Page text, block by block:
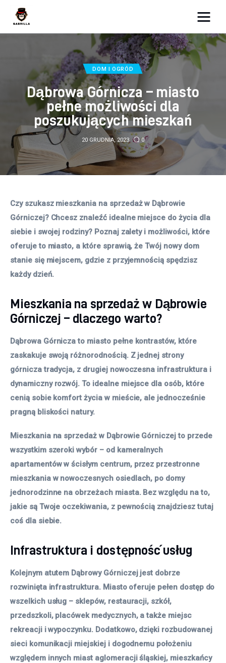
Lifestyle
Kunchnia i kulinaria
Zdrowie
Uroda
Więcej
DOM I OGRÓD
Dąbrowa Górnicza – miasto
pełne możliwości dla
poszukujących mieszkań
20 GRUDNIA, 2023 0
Czy szukasz mieszkania na sprzedaż w Dąbrowie
Górniczej? Chcesz znaleźć idealne miejsce do życia dla
siebie i swojej rodziny? Poznaj zalety i możliwości, które
oferuje to miasto, a które sprawią, że Twój nowy dom
stanie się miejscem, gdzie z przyjemnością spędzisz
każdy dzień.
Mieszkania na sprzedaż w Dąbrowie
Górniczej – dlaczego warto?
Dąbrowa Górnicza to miasto pełne kontrastów, które
zaskakuje swoją różnorodnością. Z jednej strony
górnicza tradycja, z drugiej nowoczesna infrastruktura i
dynamiczny rozwój. To idealne miejsce dla osób, które
cenią sobie komfort życia w mieście, ale jednocześnie
pragną bliskości natury.
Mieszkania na sprzedaż w Dąbrowie Górniczej to przede
wszystkim szeroki wybór – od kameralnych
apartamentów w ścisłym centrum, przez przestronne
mieszkania w nowoczesnych osiedlach, po domy
jednorodzinne na obrzeżach miasta. Bez względu na to,
jakie są Twoje oczekiwania, z pewnością znajdziesz tutaj
coś dla siebie.
Infrastruktura i dostępność usług
Kolejnym atutem Dąbrowy Górniczej jest dobrze
rozwinięta infrastruktura. Miasto oferuje pełen dostęp do
wszelkich usług – sklepów, restauracji, szkół,
przedszkoli, placówek medycznych, a także miejsc
rekreacji i wypoczynku. Dodatkowo, dzięki rozbudowanej
sieci komunikacji miejskiej i dogodnemu położeniu
względem innych miast aglomeracji śląskiej, mieszkańcy